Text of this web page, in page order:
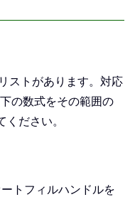
ストがあります。対応
の数式をその範囲の
ださい。
トフィルハンドルを